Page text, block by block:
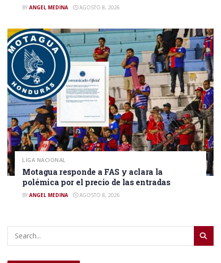
BY ANGEL MEDINA AGOSTO 8, 2026
LIGA NACIONAL
Motagua responde a FAS y aclara la
polémica por el precio de las entradas
BY ANGEL MEDINA AGOSTO 8, 2026